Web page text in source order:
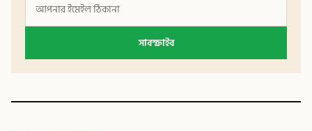
সাবস্ক্রাইব